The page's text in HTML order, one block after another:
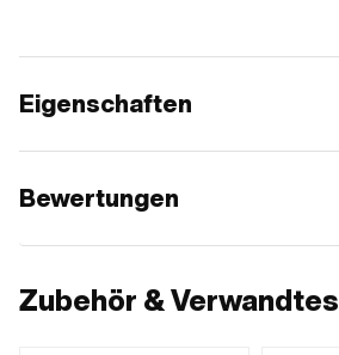
Eigenschaften
Bewertungen
Zubehör & Verwandtes